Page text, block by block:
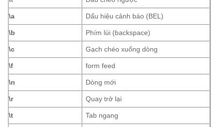
\a Dấu hiệu cảnh báo (BEL)
\b Phím lùi (backspace)
\c Gạch chéo xuống dòng
\f form feed
\n Dòng mới
\r Quay trở lại
\t Tab ngang